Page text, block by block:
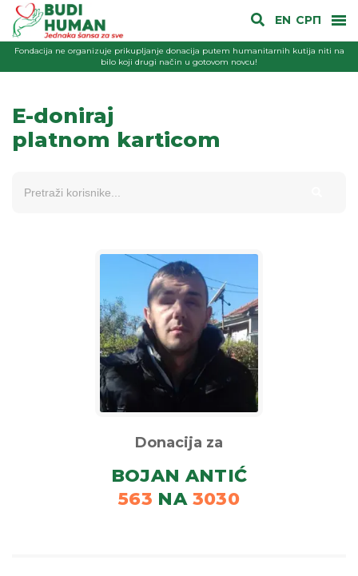
EN СРП
Fondacija ne organizuje prikupljanje donacija putem humanitarnih kutija niti na
bilo koji drugi način u gotovom novcu!
E-doniraj
platnom karticom
Donacija za
BOJAN ANTIĆ
563 NA 3030